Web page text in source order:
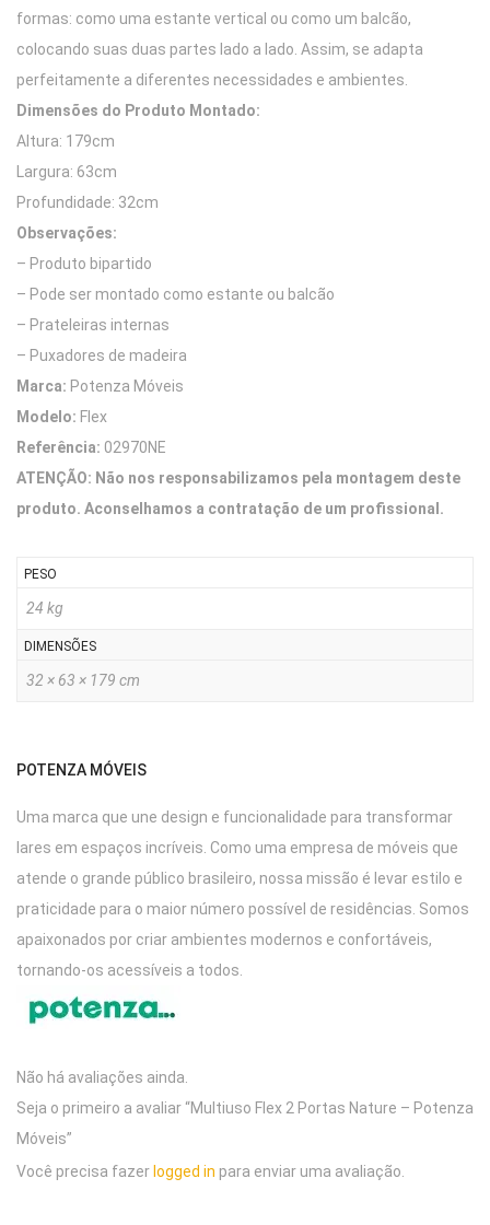
formas: como uma estante vertical ou como um balcão,
colocando suas duas partes lado a lado. Assim, se adapta
perfeitamente a diferentes necessidades e ambientes.
Dimensões do Produto Montado:
Altura: 179cm
Largura: 63cm
Profundidade: 32cm
Observações:
– Produto bipartido
– Pode ser montado como estante ou balcão
– Prateleiras internas
– Puxadores de madeira
Marca: Potenza Móveis
Modelo: Flex
Referência: 02970NE
ATENÇÃO: Não nos responsabilizamos pela montagem deste
produto. Aconselhamos a contratação de um profissional.
PESO
24 kg
DIMENSÕES
32 × 63 × 179 cm
POTENZA MÓVEIS
Uma marca que une design e funcionalidade para transformar
lares em espaços incríveis. Como uma empresa de móveis que
atende o grande público brasileiro, nossa missão é levar estilo e
praticidade para o maior número possível de residências. Somos
apaixonados por criar ambientes modernos e confortáveis,
tornando-os acessíveis a todos.
Não há avaliações ainda.
Seja o primeiro a avaliar “Multiuso Flex 2 Portas Nature – Potenza
Móveis”
Você precisa fazer logged in para enviar uma avaliação.